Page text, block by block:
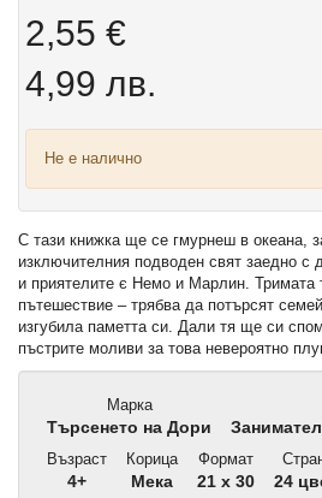
2,55 €
4,99 лв.
Не е налично
С тази книжка ще се гмурнеш в океана,
изключителния подводен свят заедно с
и приятелите є Немо и Марлин. Тримата
пътешествие – трябва да потърсят
изгубила паметта си. Дали тя ще си
пъстрите моливи за това невероятно
Марка
Търсенето на Дори
Възраст
4+
Корица
Мека
Формат
21 x 30
24